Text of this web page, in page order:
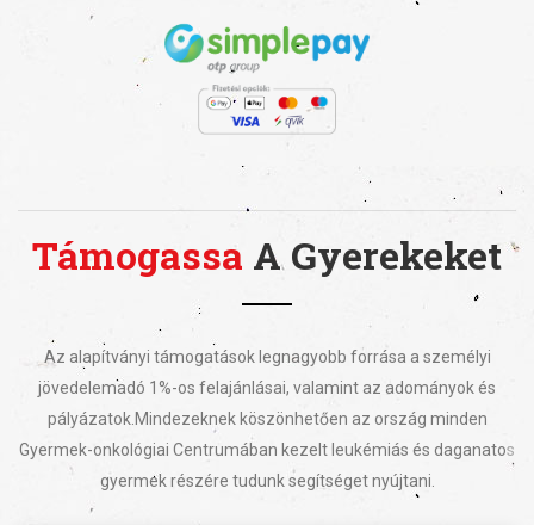
Támogassa A Gyerekeket
Az alapítványi támogatások legnagyobb forrása a személyi
jövedelemadó 1%-os felajánlásai, valamint az adományok és
pályázatok.Mindezeknek köszönhetően az ország minden
Gyermek-onkológiai Centrumában kezelt leukémiás és daganatos
gyermek részére tudunk segítséget nyújtani.